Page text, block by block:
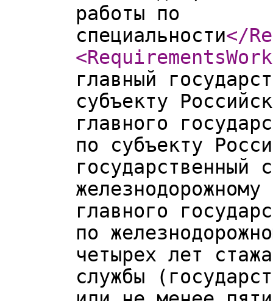
работы по
специальности</
главный
субъекту
главного
по субъекту
государственный
главного
по
четырех лет
службы